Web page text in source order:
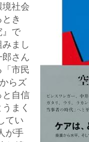
境社会
き
』で
みまし
郎さん
市民
らズ
と自信
まく
てい
が手